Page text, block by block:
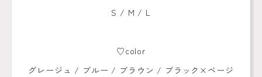
S / M / L
♡color
グレージュ / ブルー / ブラウン / ブラック×ベージ